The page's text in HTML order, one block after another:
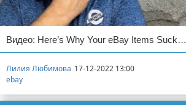
Видео: Here’s Why Your eBay Items Suck…
Лилия Любимова 17-12-2022 13:00
ebay